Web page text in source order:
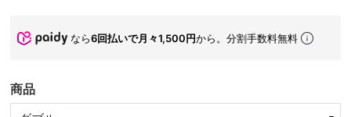
なら6回払いで月々1,500円から。分割手数料無料
商品